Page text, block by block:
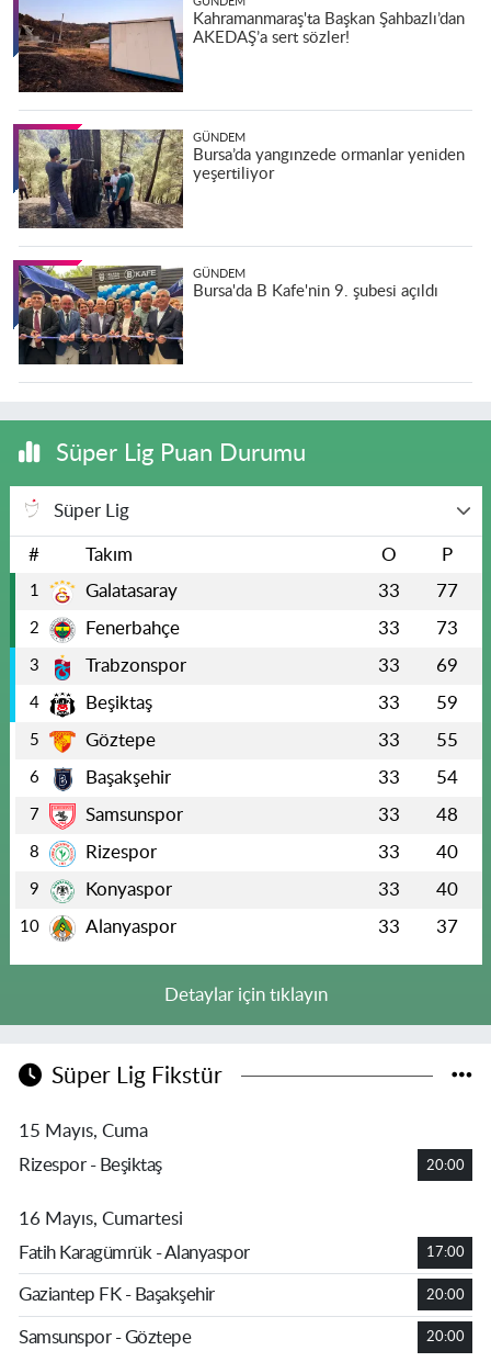
Kahramanmaraş'ta Başkan Şahbazlı’dan
AKEDAŞ’a sert sözler!
GÜNDEM
Bursa’da yangınzede ormanlar yeniden
yeşertiliyor
GÜNDEM
Bursa'da B Kafe'nin 9. şubesi açıldı
Süper Lig Puan Durumu
Süper Lig
# Takım O P
1 Galatasaray 33 77
2 Fenerbahçe 33 73
3 Trabzonspor 33 69
4 Beşiktaş 33 59
5 Göztepe 33 55
6 Başakşehir 33 54
7 Samsunspor 33 48
8 Rizespor 33 40
9 Konyaspor 33 40
10 Alanyaspor 33 37
Detaylar için tıklayın
Süper Lig Fikstür
15 Mayıs, Cuma
Rizespor - Beşiktaş
20:00
16 Mayıs, Cumartesi
Fatih Karagümrük - Alanyaspor
17:00
Gaziantep FK - Başakşehir 20:00
Samsunspor - Göztepe 20:00